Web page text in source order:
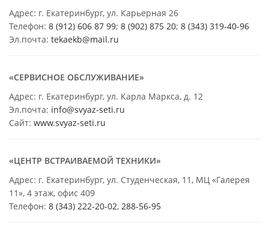
Адрес: г. Екатеринбург, ул. Карьерная 26
Телефон: 8 (912) 606 87 99; 8 (902) 875 20; 8 (343) 319-40-96
Эл.почта: tekaekb@mail.ru
«СЕРВИСНОЕ ОБСЛУЖИВАНИЕ»
Адрес: г. Екатеринбург, ул. Карла Маркса, д. 12
Эл.почта: info@svyaz-seti.ru
Сайт: www.svyaz-seti.ru
«ЦЕНТР ВСТРАИВАЕМОЙ ТЕХНИКИ»
Адрес: г. Екатеринбург, ул. Студенческая, 11, МЦ «Галерея
11», 4 этаж, офис 409
Телефон: 8 (343) 222-20-02, 288-56-95